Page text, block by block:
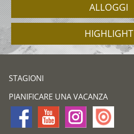
ALLOGGI
HIGHLIGHT
STAGIONI
PIANIFICARE UNA VACANZA